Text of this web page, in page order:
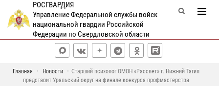
РОСГВАРДИЯ
Управление Федеральной службы войск
национальной гвардии Российской
Федерации по Свердловской области
Главная Новости
Старший психолог ОМОН «Рассвет» г. Нижний Тагил
представит Уральский округ на финале конкурса профмастерства